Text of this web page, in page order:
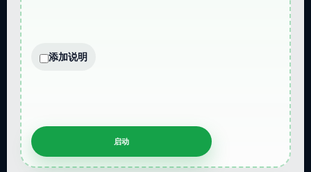
添加说明